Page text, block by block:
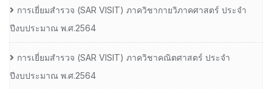
การเยี่ยมสํารวจ (SAR VISIT) ภาควิชากายวิภาคศาสตร์ ประจํา
ปีงบประมาณ พ.ศ.2564
การเยี่ยมสํารวจ (SAR VISIT) ภาควิชาคณิตศาสตร์ ประจํา
ปีงบประมาณ พ.ศ.2564